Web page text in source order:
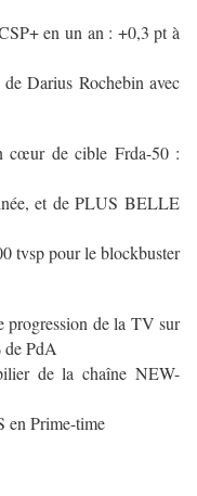
en un an : +0,3 pt à
Darius Rochebin avec
cœur de cible Frda-50 :
et de PLUS BELLE
tvsp pour le blockbuster
progression de la TV sur
PdA
de la chaîne NEW-
en Prime-time